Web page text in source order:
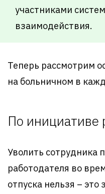
участниками
взаимодействия.
Теперь рассмотрим
на больничном в
По инициативе
Уволить сотрудника
работодателя во
отпуска нельзя –